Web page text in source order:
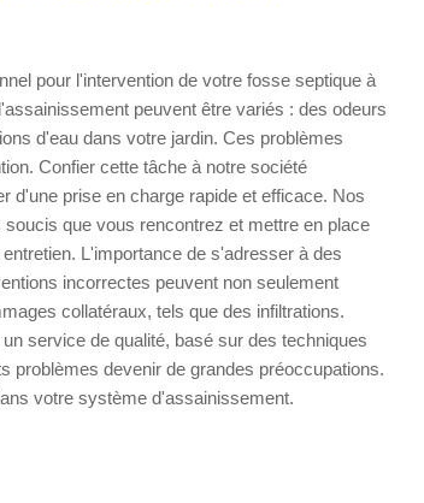
pour l'intervention de votre fosse septique à
peuvent être variés : des odeurs
d'eau dans votre jardin. Ces problèmes
Confier cette tâche à notre société
d'une prise en charge rapide et efficace. Nos
que vous rencontrez et mettre en place
L'importance de s'adresser à des
incorrectes peuvent non seulement
collatéraux, tels que des infiltrations.
service de qualité, basé sur des techniques
problèmes devenir de grandes préoccupations.
votre système d'assainissement.